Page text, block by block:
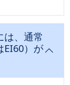
は、通常
EI60）が